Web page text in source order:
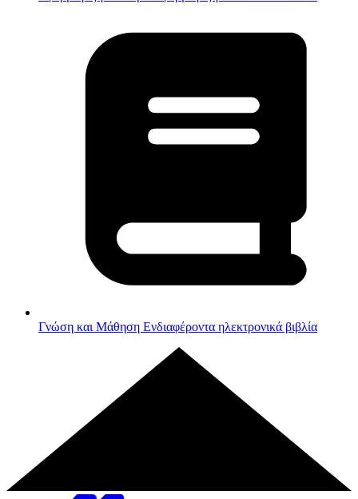
Γνώση και Μάθηση Ενδιαφέροντα ηλεκτρονικά βιβλία